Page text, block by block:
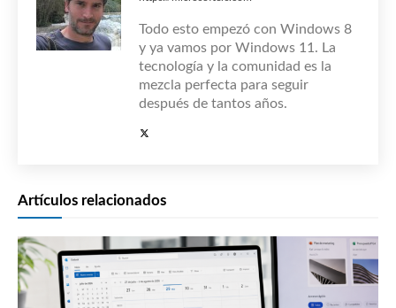
Todo esto empezó con Windows 8
y ya vamos por Windows 11. La
tecnología y la comunidad es la
mezcla perfecta para seguir
después de tantos años.
Artículos relacionados